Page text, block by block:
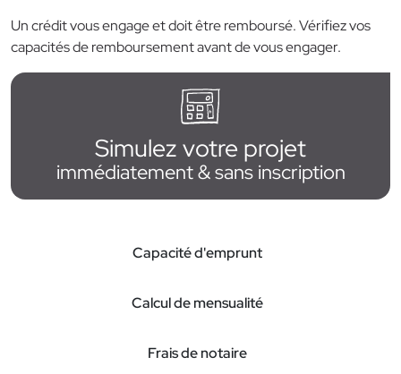
Un crédit vous engage et doit être remboursé. Vérifiez vos
capacités de remboursement avant de vous engager.
Simulez votre projet
immédiatement & sans inscription
Capacité d'emprunt
Calcul de mensualité
Frais de notaire